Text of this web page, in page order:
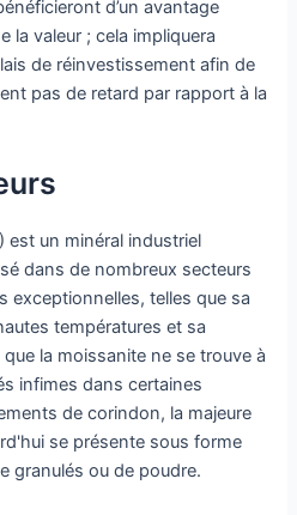
d’un avantage
la valeur ; cela impliquera
de réinvestissement afin de
pas de retard par rapport à la
est un minéral industriel
dans de nombreux secteurs
exceptionnelles, telles que sa
températures et sa
la moissanite ne se trouve à
infimes dans certaines
de corindon, la majeure
se présente sous forme
granulés ou de poudre.